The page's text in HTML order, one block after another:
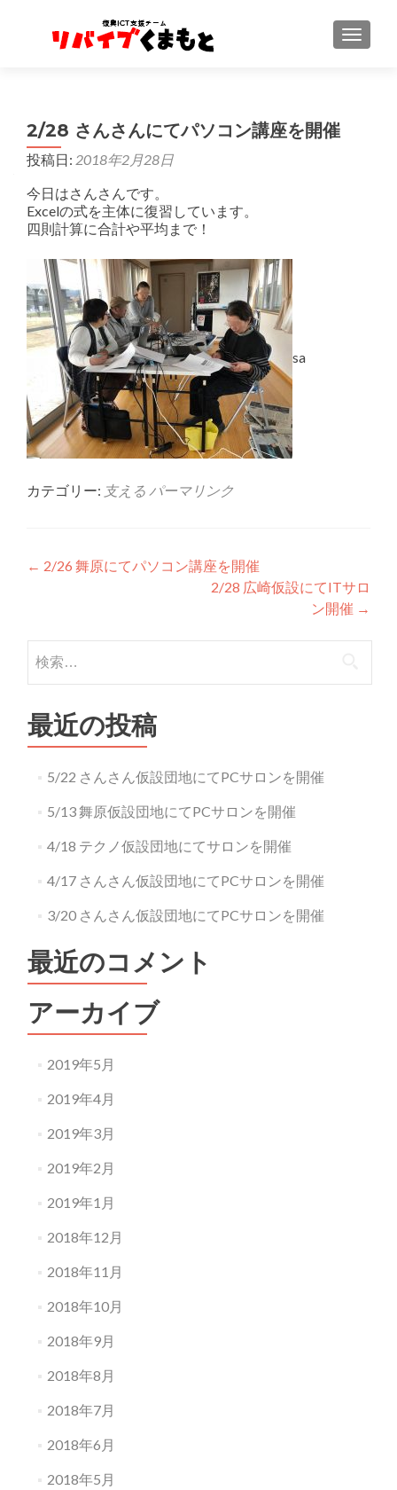
ナビゲ
2/28 さんさんにてパソコン講座を開催
投稿日: 2018年2月28日
今日はさんさんです。
Excelの式を主体に復習しています。
四則計算に合計や平均まで！
sa
カテゴリー: 支える パーマリンク
投稿ナビゲーション
← 2/26 舞原にてパソコン講座を開催
2/28 広崎仮設にてITサロ
ン開催 →
検索:
最近の投稿
5/22 さんさん仮設団地にてPCサロンを開催
5/13 舞原仮設団地にてPCサロンを開催
4/18 テクノ仮設団地にてサロンを開催
4/17 さんさん仮設団地にてPCサロンを開催
3/20 さんさん仮設団地にてPCサロンを開催
最近のコメント
アーカイブ
2019年5月
2019年4月
2019年3月
2019年2月
2019年1月
2018年12月
2018年11月
2018年10月
2018年9月
2018年8月
2018年7月
2018年6月
2018年5月